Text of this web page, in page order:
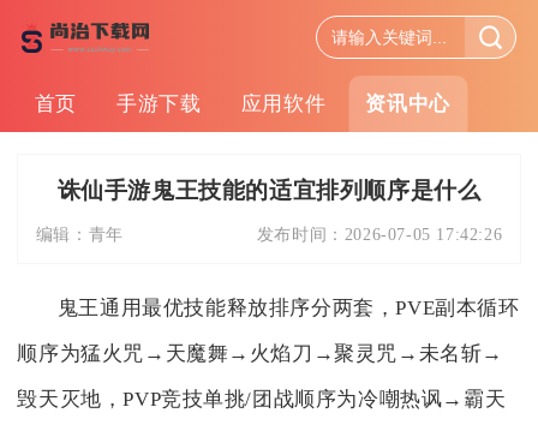
首页 手游下载 应用软件 资讯中心
诛仙手游鬼王技能的适宜排列顺序是什么
编辑： 青年 发布时间： 2026-07-05 17:42:26
鬼王通用最优技能释放排序分两套，PVE副本循环
顺序为猛火咒→天魔舞→火焰刀→聚灵咒→未名斩→
毁天灭地，PVP竞技单挑/团战顺序为冷嘲热讽→霸天